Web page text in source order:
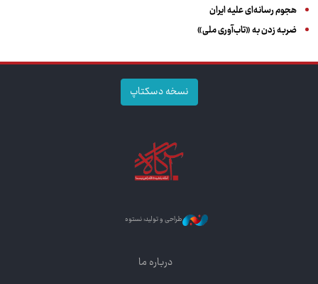
هجوم رسانه‌ای علیه ایران
ضربه زدن به «تاب‌آوری ملی»
نسخه دسکتاپ
طراحی و تولید: نستوه
درباره ما